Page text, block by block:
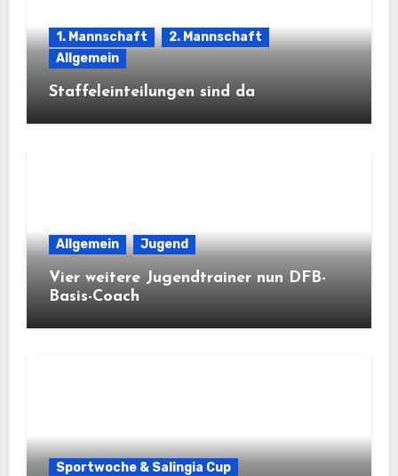
1. Mannschaft
2. Mannschaft
Allgemein
Staffeleinteilungen sind da
Allgemein Jugend
Vier weitere Jugendtrainer nun DFB-
Basis-Coach
Sportwoche & Salingia Cup